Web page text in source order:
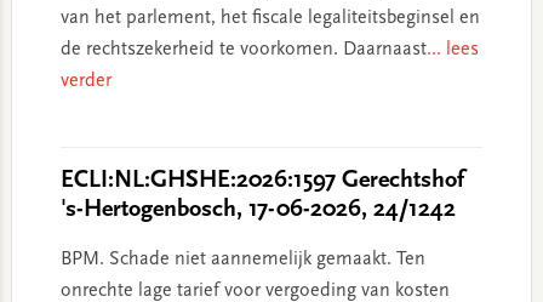
van het parlement, het fiscale legaliteitsbeginsel en
de rechtszekerheid te voorkomen. Daarnaast... lees
verder
ECLI:NL:GHSHE:2026:1597 Gerechtshof
's-Hertogenbosch, 17-06-2026, 24/1242
BPM. Schade niet aannemelijk gemaakt. Ten
onrechte lage tarief voor vergoeding van kosten